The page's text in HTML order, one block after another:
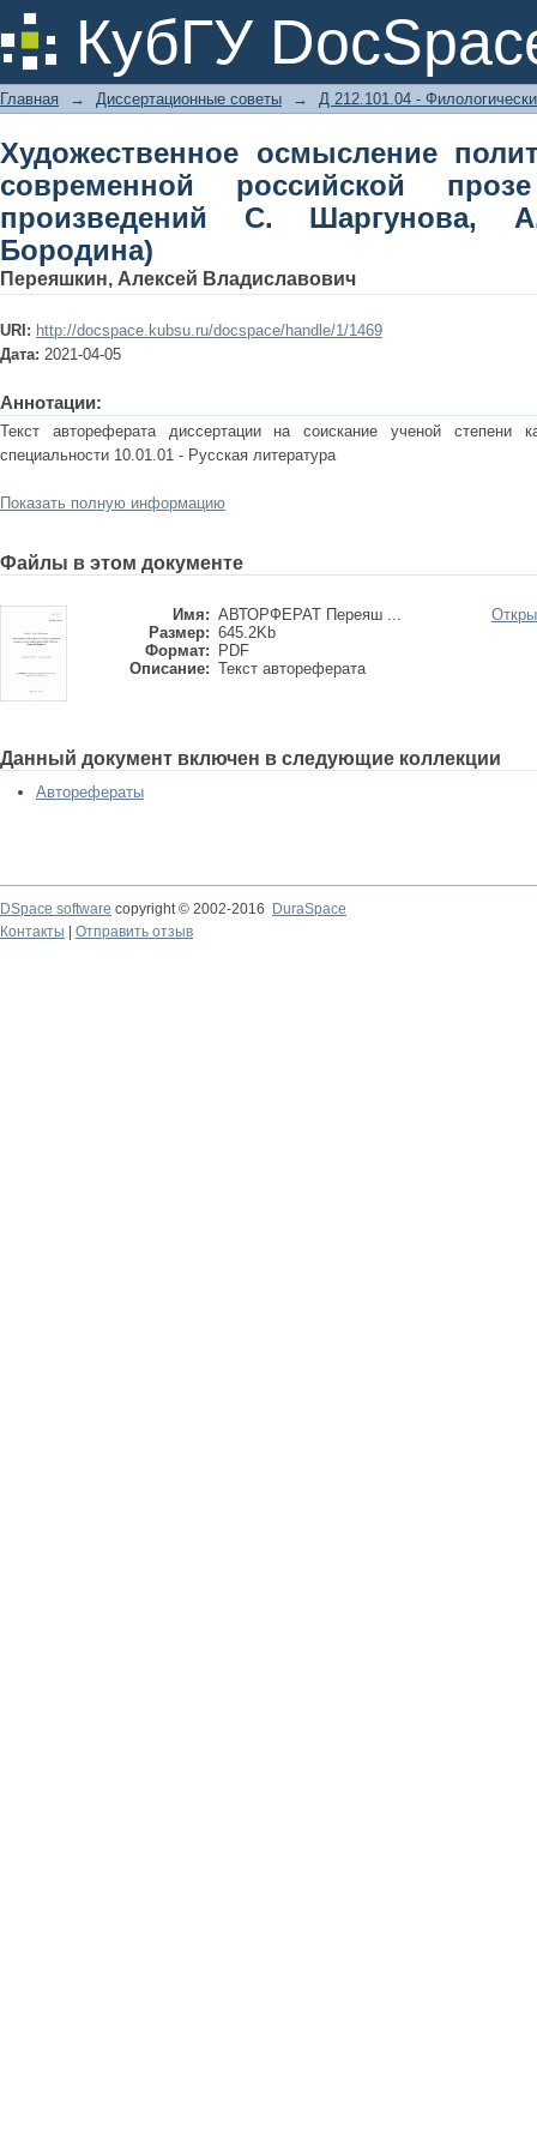
КубГУ
Художественное осмысление
российской прозе (на материале
Л. Бородина)
Главная → Диссертационные советы → Д 212.101.04 -
Художественное осмысление
современной российской
произведений С. Шаргунова,
Бородина)
Переяшкин, Алексей Владиславович
URI: http://docspace.kubsu.ru/docspace/handle/1/1469
Дата: 2021-04-05
Аннотации:
Текст автореферата диссертации на соискание ученой степени
специальности 10.01.01 - Русская литература
Показать полную информацию
Файлы в этом документе
Имя: АВТОРФЕРАТ Переяш ...
Размер: 645.2Kb
Формат:
PDF
Описание: Текст автореферата
Данный документ включен в следующие коллекции
Авторефераты
DSpace software copyright © 2002-2016
DuraSpace
Контакты
Отправить отзыв